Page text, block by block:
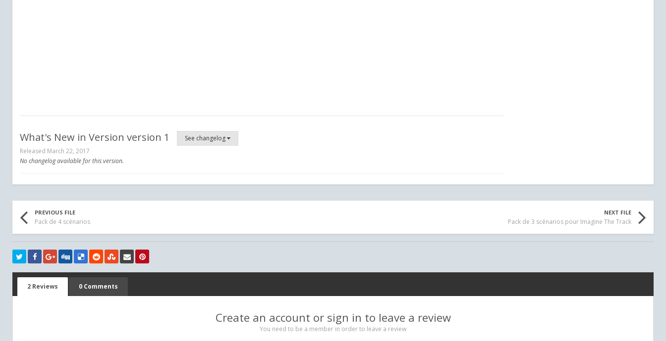
What's New in Version version 1
See changelog
Released March 22, 2017
No changelog available for this version.
PREVIOUS FILE
Pack de 4 scénarios
NEXT FILE
Pack de 3 scénarios pour Imagine The Track
2 Reviews 0 Comments
Create an account or sign in to leave a review
You need to be a member in order to leave a review